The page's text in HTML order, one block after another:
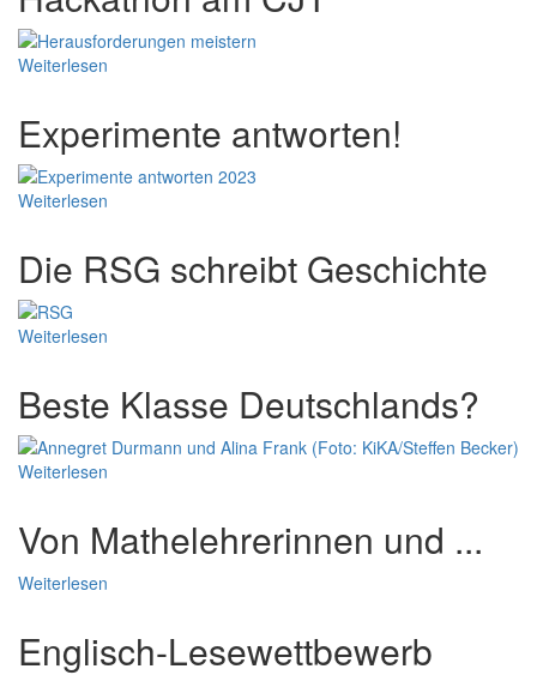
Weiterlesen
Experimente antworten!
Weiterlesen
Die RSG schreibt Geschichte
Weiterlesen
Beste Klasse Deutschlands?
Weiterlesen
Von Mathelehrerinnen und ...
Weiterlesen
Englisch-Lesewettbewerb